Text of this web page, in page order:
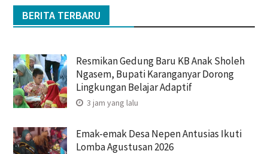
BERITA TERBARU
Resmikan Gedung Baru KB Anak Sholeh
Ngasem, Bupati Karanganyar Dorong
Lingkungan Belajar Adaptif
3 jam yang lalu
Emak-emak Desa Nepen Antusias Ikuti
Lomba Agustusan 2026